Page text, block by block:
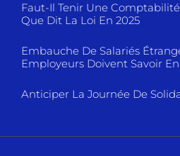
Faut-Il Tenir Une Comptabilité
Que Dit La Loi En 2025
Embauche De Salariés
Employeurs Doivent Savoir
Anticiper La Journée De